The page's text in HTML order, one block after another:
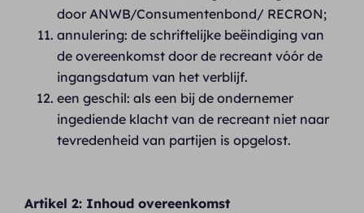
door ANWB/Consumentenbond/ RECRON;
annulering: de schriftelijke beëindiging van
de overeenkomst door de recreant vóór de
ingangsdatum van het verblijf.
een geschil: als een bij de ondernemer
ingediende klacht van de recreant niet naar
tevredenheid van partijen is opgelost.
Artikel 2: Inhoud overeenkomst